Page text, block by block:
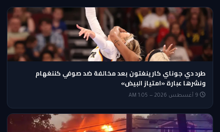
طرد دي جوناي كارينغتون بعد مخالفة ضد صوفي كننغهام
ونشرها عبارة «امتياز البيض»